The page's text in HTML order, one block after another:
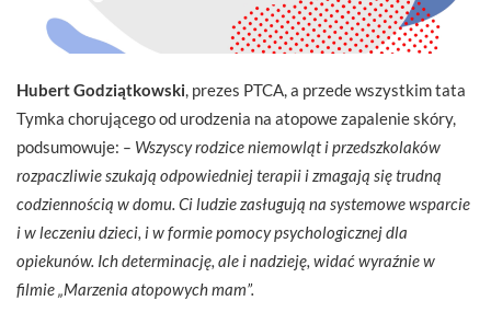
Hubert Godziątkowski, prezes PTCA, a przede wszystkim tata
Tymka chorującego od urodzenia na atopowe zapalenie skóry,
podsumowuje: – Wszyscy rodzice niemowląt i przedszkolaków
rozpaczliwie szukają odpowiedniej terapii i zmagają się trudną
codziennością w domu. Ci ludzie zasługują na systemowe wsparcie
i w leczeniu dzieci, i w formie pomocy psychologicznej dla
opiekunów. Ich determinację, ale i nadzieję, widać wyraźnie w
filmie „Marzenia atopowych mam”.